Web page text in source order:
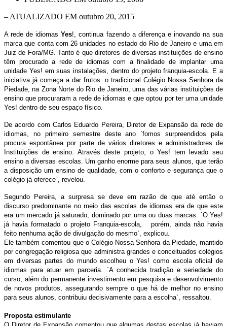
– ATUALIZADO EM outubro 20, 2015
A rede de idiomasYes!, continua fazendo a diferença e inovando na sua
marca que conta com 26 unidades no estado do Rio de Janeiro e uma em
Juiz de Fora/MG. Tanto é que diretores de diversas instituições de ensino
têm procurado a rede de idiomas com a finalidade de implantar uma
unidade Yes! em suas instalações, dentro do projeto franquia-escola. E a
iniciativa já começa a dar frutos: o tradicional Colégio Nossa Senhora da
Piedade, na Zona Norte do Rio de Janeiro, uma das várias instituições de
ensino que procuraram a rede de idiomas e que optou por ter uma unidade
Yes! dentro de seu espaço físico.
De acordo com Carlos Eduardo Pereira, Diretor de Expansão da rede de
idiomas, no primeiro semestre deste ano `fomos surpreendidos pela
procura espontânea por parte de vários diretores e administradores de
Instituições de ensino. Através deste projeto, o Yes! tem levado seu
ensino a diversas escolas. Um ganho enorme para seus alunos, que terão
a disposição um ensino de qualidade, com o conforto e segurança que o
colégio já oferece`, revelou.
Segundo Pereira, a surpresa se deve em razão de que até então o
discurso predominante no meio das escolas de idiomas era de que este
era um mercado já saturado, dominado por uma ou duas marcas. `O Yes!
já havia formatado o projeto Franquia-escola, porém, ainda não havia
feito nenhuma ação de divulgação do mesmo`, explicou.
Ele também comentou que o Colégio Nossa Senhora da Piedade, mantido
por congregação religiosa que administra grandes e conceituados colégios
em diversas partes do mundo escolheu o Yes! como escola oficial de
idiomas para atuar em parceria. `A conhecida tradição e seriedade do
curso, além do permanente investimento em pesquisa e desenvolvimento
de novos produtos, assegurando sempre o que há de melhor no ensino
para seus alunos, contribuiu decisivamente para a escolha`, ressaltou.
Proposta estimulante